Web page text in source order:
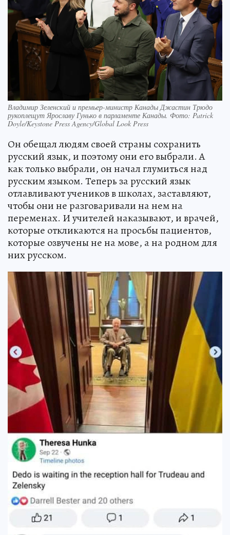
Владимир Зеленский и премьер-министр Канады Джастин Трюдо
рукоплещут Ярославу Гунько в парламенте Канады. Фото: Patrick
Doyle/Keystone Press Agency/Global Look Press
Он обещал людям своей страны сохранить
русский язык, и поэтому они его выбрали. А
как только выбрали, он начал глумиться над
русским языком. Теперь за русский язык
отлавливают учеников в школах, заставляют,
чтобы они не разговаривали на нем на
переменах. И учителей наказывают, и врачей,
которые откликаются на просьбы пациентов,
которые озвучены не на мове, а на родном для
них русском.